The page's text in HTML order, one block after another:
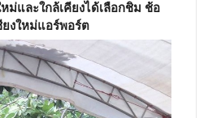
ม่และใกล้เคียงได้เลือกชิม ช้อ
ยงใหม่แอร์พอร์ต